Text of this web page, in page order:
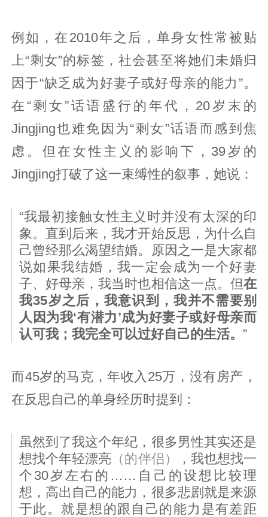
例如，在2010年之后，单身女性常被贴
上“剩女”的标签，社会甚至将她们未婚归
因于“缺乏成为好妻子或好母亲的能力”。
在“剩女”话语盛行的年代，20岁末的
Jingjing也难免因为“剩女”话语而感到焦
虑。但在女性主义的影响下，39岁的
Jingjing打破了这一束缚性的叙事，她说：
“我最初接触女性主义时并没有太深的印
象。直到后来，我才开始反思，为什么自
己曾经那么渴望结婚。原因之一是大家都
说如果我结婚，我一定会成为一个好妻
子、好母亲，我当时也相信这一点。但在
我35岁之后，我意识到，我并不需要别
人因为我‘有潜力’成为好妻子或好母亲而
认可我；我完全可以过好自己的生活。 ”
而45岁的马克，年收入25万，没有房产，
在反思自己的单身经历时提到：
虽然到了我这个年纪，很多男性其实还是
想找个年轻漂亮 （的伴侣）
，我也想找一
个30岁左右的……自己的设想比较理
想，高出自己的能力，很多悲剧就是来源
于此。就是想的跟自己的能力是有差距